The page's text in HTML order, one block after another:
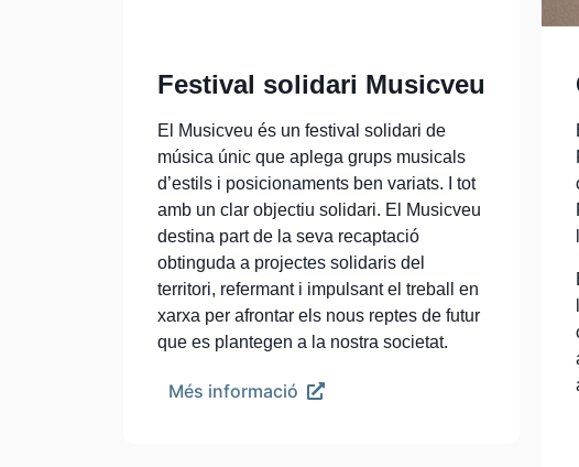
Festival solidari Musicveu
El Musicveu és un festival solidari de
música únic que aplega grups musicals
d’estils i posicionaments ben variats. I tot
amb un clar objectiu solidari. El Musicveu
destina part de la seva recaptació
obtinguda a projectes solidaris del
territori, refermant i impulsant el treball en
xarxa per afrontar els nous reptes de futur
que es plantegen a la nostra societat.
Més informació